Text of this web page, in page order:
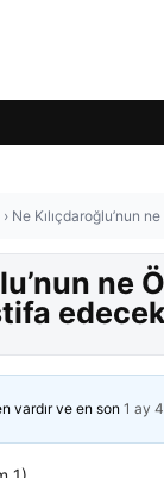
› Ne Kılıçdaroğlu’nun
ne
vardır ve en son 1 ay